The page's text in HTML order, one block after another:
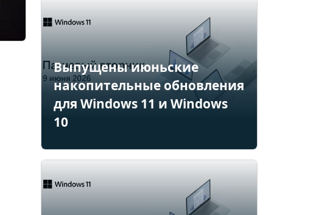
Выпущены июньские
накопительные обновления
для Windows 11 и Windows
10